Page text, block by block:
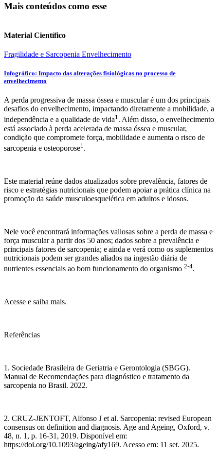
Mais conteúdos como esse
Material Científico
Fragilidade e Sarcopenia Envelhecimento
Infográfico: Impacto das alterações fisiológicas no processo de
envelhecimento
A perda progressiva de massa óssea e muscular é um dos principais
desafios do envelhecimento, impactando diretamente a mobilidade, a
independência e a qualidade de vida1. Além disso, o envelhecimento
está associado à perda acelerada de massa óssea e muscular,
condição que compromete força, mobilidade e aumenta o risco de
sarcopenia e osteoporose1 .
Este material reúne dados atualizados sobre prevalência, fatores de
risco e estratégias nutricionais que podem apoiar a prática clínica na
promoção da saúde musculoesquelética em adultos e idosos.
Nele você encontrará informações valiosas sobre a perda de massa e
força muscular a partir dos 50 anos; dados sobre a prevalência e
principais fatores de sarcopenia; e ainda e verá como os suplementos
nutricionais podem ser grandes aliados na ingestão diária de
nutrientes essenciais ao bom funcionamento do organismo 2-4.
Acesse e saiba mais.
Referências
1. Sociedade Brasileira de Geriatria e Gerontologia (SBGG).
Manual de Recomendações para diagnóstico e tratamento da
sarcopenia no Brasil. 2022.
2. CRUZ-JENTOFT, Alfonso J et al. Sarcopenia: revised European
consensus on definition and diagnosis. Age and Ageing, Oxford, v.
48, n. 1, p. 16-31, 2019. Disponível em:
https://doi.org/10.1093/ageing/afy169. Acesso em: 11 set. 2025.